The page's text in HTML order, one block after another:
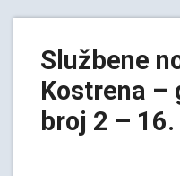
Službene
Kostrena –
broj 2 –